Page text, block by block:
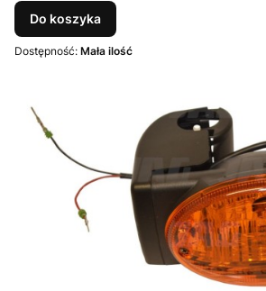
Do koszyka
Dostępność: Mała ilość